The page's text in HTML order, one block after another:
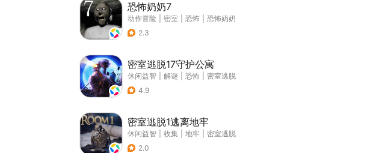
恐怖奶奶7
动作冒险 密室 恐怖
恐怖奶奶
2.3
密室逃脱17守护公寓
休闲益智 解谜 恐怖
密室逃脱
4.9
密室逃脱1逃离地牢
休闲益智 收集 地牢
密室逃脱
2.0